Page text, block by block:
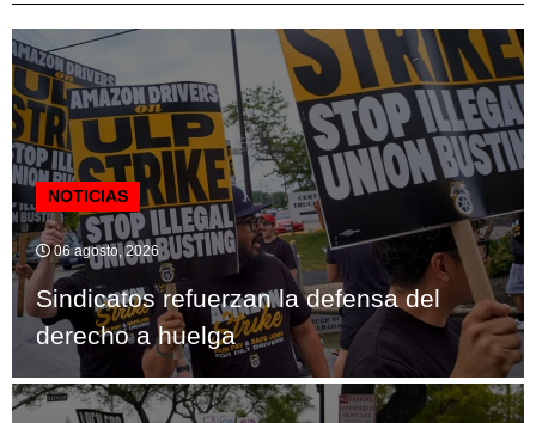
NOTICIAS
06 agosto, 2026
Sindicatos refuerzan la defensa del
derecho a huelga